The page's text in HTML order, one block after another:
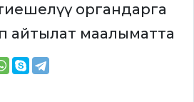
органдарга
айтылат маалыматта